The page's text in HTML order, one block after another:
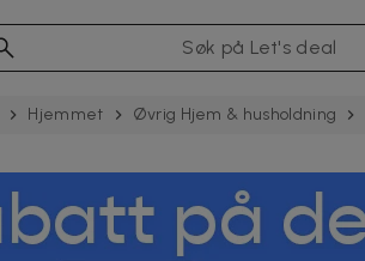
Hjemmet Øvrig Hjem & husholdning